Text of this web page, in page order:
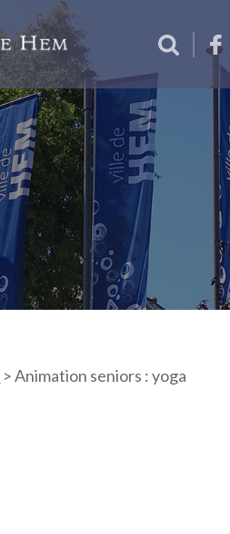
>Animation seniors : yoga